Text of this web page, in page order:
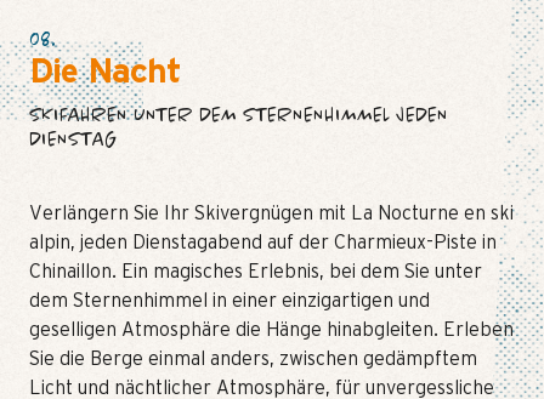
08.
Die Nacht
SKIFAHREN UNTER DEM STERNENHIMMEL JEDEN
DIENSTAG
Verlängern Sie Ihr Skivergnügen mit La Nocturne en ski
alpin, jeden Dienstagabend auf der Charmieux-Piste in
Chinaillon. Ein magisches Erlebnis, bei dem Sie unter
dem Sternenhimmel in einer einzigartigen und
geselligen Atmosphäre die Hänge hinabgleiten. Erleben
Sie die Berge einmal anders, zwischen gedämpftem
Licht und nächtlicher Atmosphäre, für unvergessliche